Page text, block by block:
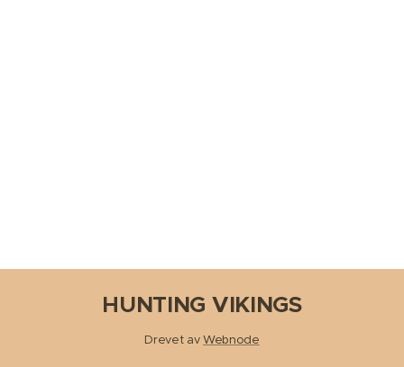
HUNTING VIKINGS
Drevet avWebnode